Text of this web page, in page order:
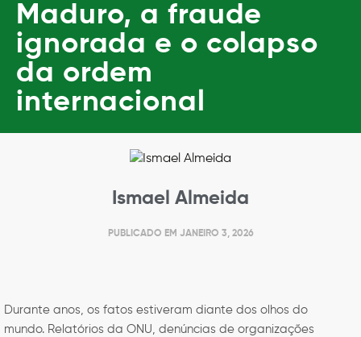
Maduro, a fraude
ignorada e o colapso
da ordem
internacional
Ismael Almeida
PUBLICADO EM JANEIRO 3, 2026
Durante anos, os fatos estiveram diante dos olhos do
mundo. Relatórios da ONU, denúncias de organizações